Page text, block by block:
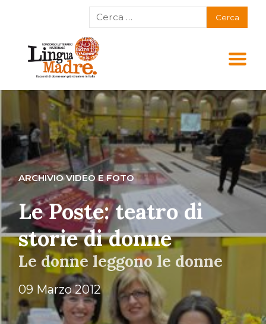
ARCHIVIO VIDEO E FOTO
Le Poste: teatro di
storie di donne
Le donne leggono le donne
09 Marzo 2012